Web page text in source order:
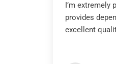
I’m extremely
provides
excellent